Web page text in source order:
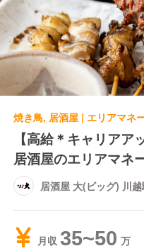
【高給＊キャリア
居酒屋のエリアマネ
居酒屋 大(ビッグ) 川
月収 35~50